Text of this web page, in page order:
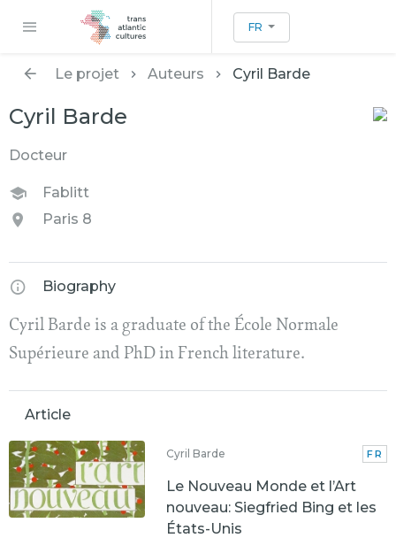
FR
Le projet Auteurs Cyril Barde
Cyril Barde
Docteur
Fablitt
Paris 8
Biography
Cyril Barde is a graduate of the École Normale
Supérieure and PhD in French literature.
Article
Cyril Barde FR
Le Nouveau Monde et l’Art
nouveau: Siegfried Bing et les
États-Unis